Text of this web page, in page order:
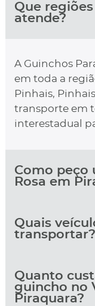
Que
atende?
A Guinchos
em toda a
Pinhais,
transporte em
interestadual
Como peço
Rosa em
Quais
transportar?
Quanto
guincho no
Piraquara?